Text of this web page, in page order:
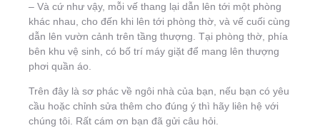
– Và cứ như vậy, mỗi vế thang lại dẫn lên tới một phòng
khác nhau, cho đến khi lên tới phòng thờ, và vế cuối cùng
dẫn lên vườn cảnh trên tầng thượng. Tại phòng thờ, phía
bên khu vệ sinh, có bố trí máy giặt để mang lên thượng
phơi quần áo.
Trên đây là sơ phác về ngôi nhà của bạn, nếu bạn có yêu
cầu hoặc chỉnh sửa thêm cho đúng ý thì hãy liên hệ với
chúng tôi. Rất cám ơn bạn đã gửi câu hỏi.